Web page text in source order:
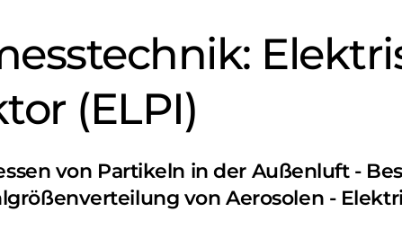
(ELPI)
von Partikeln in der Außenluft -
von Aerosolen -